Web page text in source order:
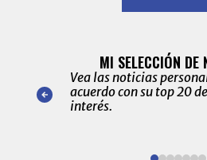
nuestro
para
MI SELECCIÓN DE
Vea las noticias
acuerdo con su top 20
interés.